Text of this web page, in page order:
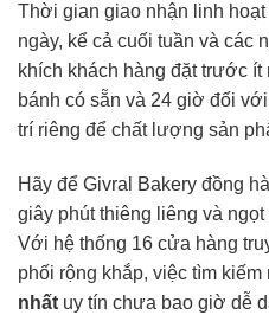
Thời gian giao nhận linh
ngày, kể cả cuối tuần và các
khích khách hàng đặt trước
bánh có sẵn và 24 giờ đối
trí riêng để chất lượng sản
Hãy để Givral Bakery đồng
giây phút thiêng liêng và
Với hệ thống 16 cửa hàng
phối rộng khắp, việc tìm kiếm
nhất uy tín chưa bao giờ dễ